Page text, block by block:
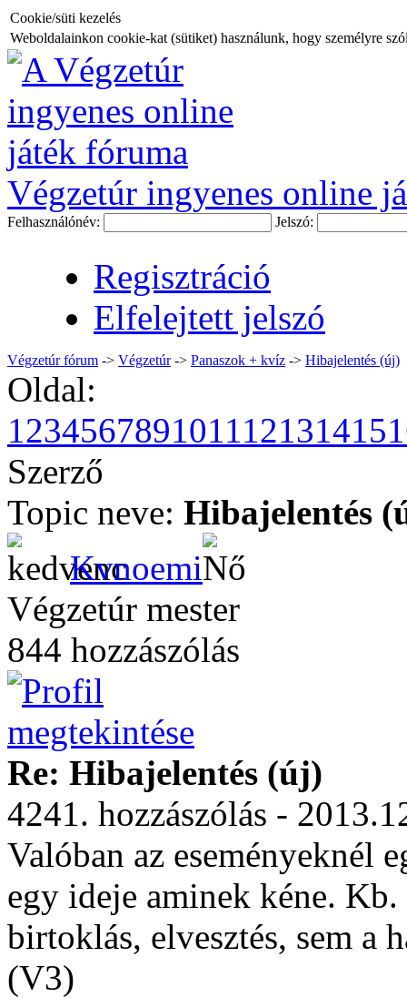
Cookie/süti kezelés
Weboldalainkon cookie-kat (sütiket) használunk, hogy személyre
Végzetúr ingyenes online
Felhasználónév: Jelszó:
Regisztráció
Elfelejtett jelszó
Végzetúr fórum -> Végzetúr-> Panaszok + kvíz -> Hibajelentés (új)
Oldal:
123456789101112131415
Szerző
Topic neve: Hibajelentés
Kvnoemi
Végzetúr mester
844 hozzászólás
Re: Hibajelentés (új)
4241. hozzászólás -
Valóban az eseményeknél
egy ideje aminek kéne.
birtoklás, elvesztés, sem a
(V3)